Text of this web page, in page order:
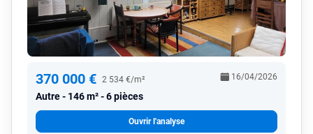
370 000 € 2 534 €/m²
Autre 146 m² - 6 pièces
16/04/2026
Ouvrir l'analyse